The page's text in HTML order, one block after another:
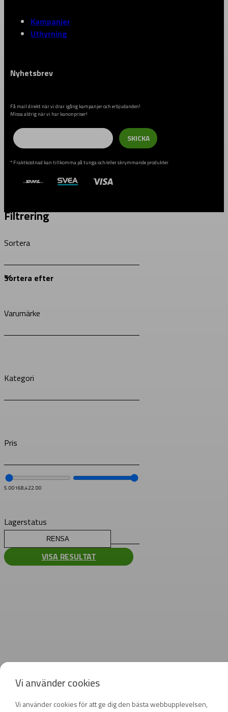
Kampanjer
Uthyrning
Nyhetsbrev
Få mail direkt när vi drar igång kampanjer och erbjudanden!
Missa aldrig när vi har kanonpriser!
Email
SKICKA
* Fraktkostnad kan tillkomma på tunga och/eller skrymmande produkter
Vi använder cookies
Vi använder cookies för att ge dig den bästa webbupplevelsen,
Filtrering
Sortera
Varumärke
Kategori
Pris
5.00168,422.00
Lagerstatus
RENSA
VISA RESULTAT